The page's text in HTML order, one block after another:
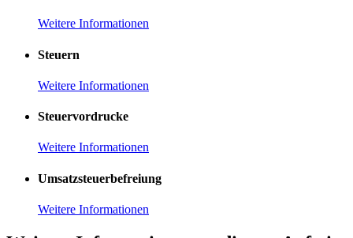
Weitere Informationen
Steuern
Weitere Informationen
Steuervordrucke
Weitere Informationen
Umsatzsteuerbefreiung
Weitere Informationen